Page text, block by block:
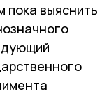
пока выяснить